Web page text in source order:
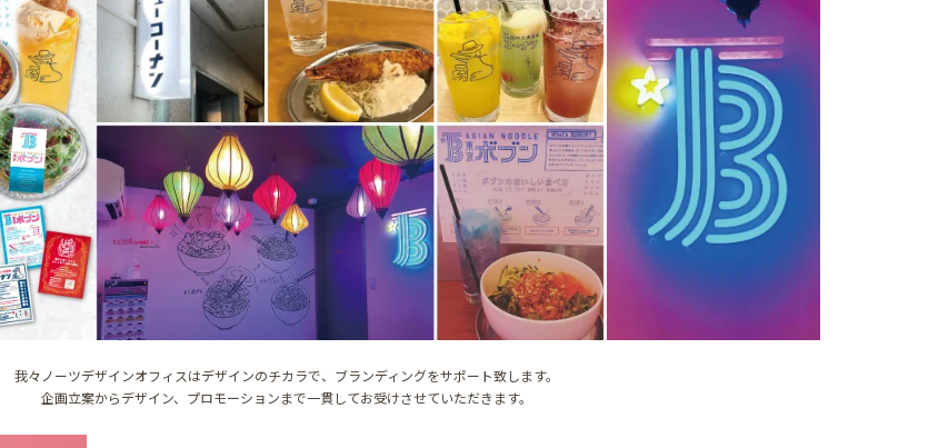
我々ノーツデザインオフィスはデザインのチカラで、ブランディングをサポート致します。
企画立案からデザイン、プロモーションまで一貫してお受けさせていただきます。